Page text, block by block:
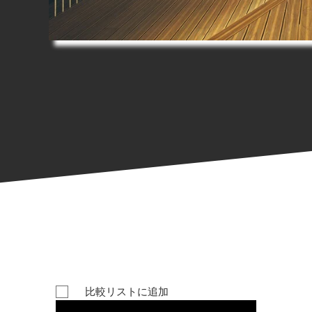
比較リストに追加